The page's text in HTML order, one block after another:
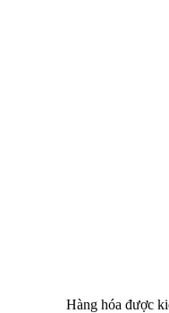
Hàng hóa được